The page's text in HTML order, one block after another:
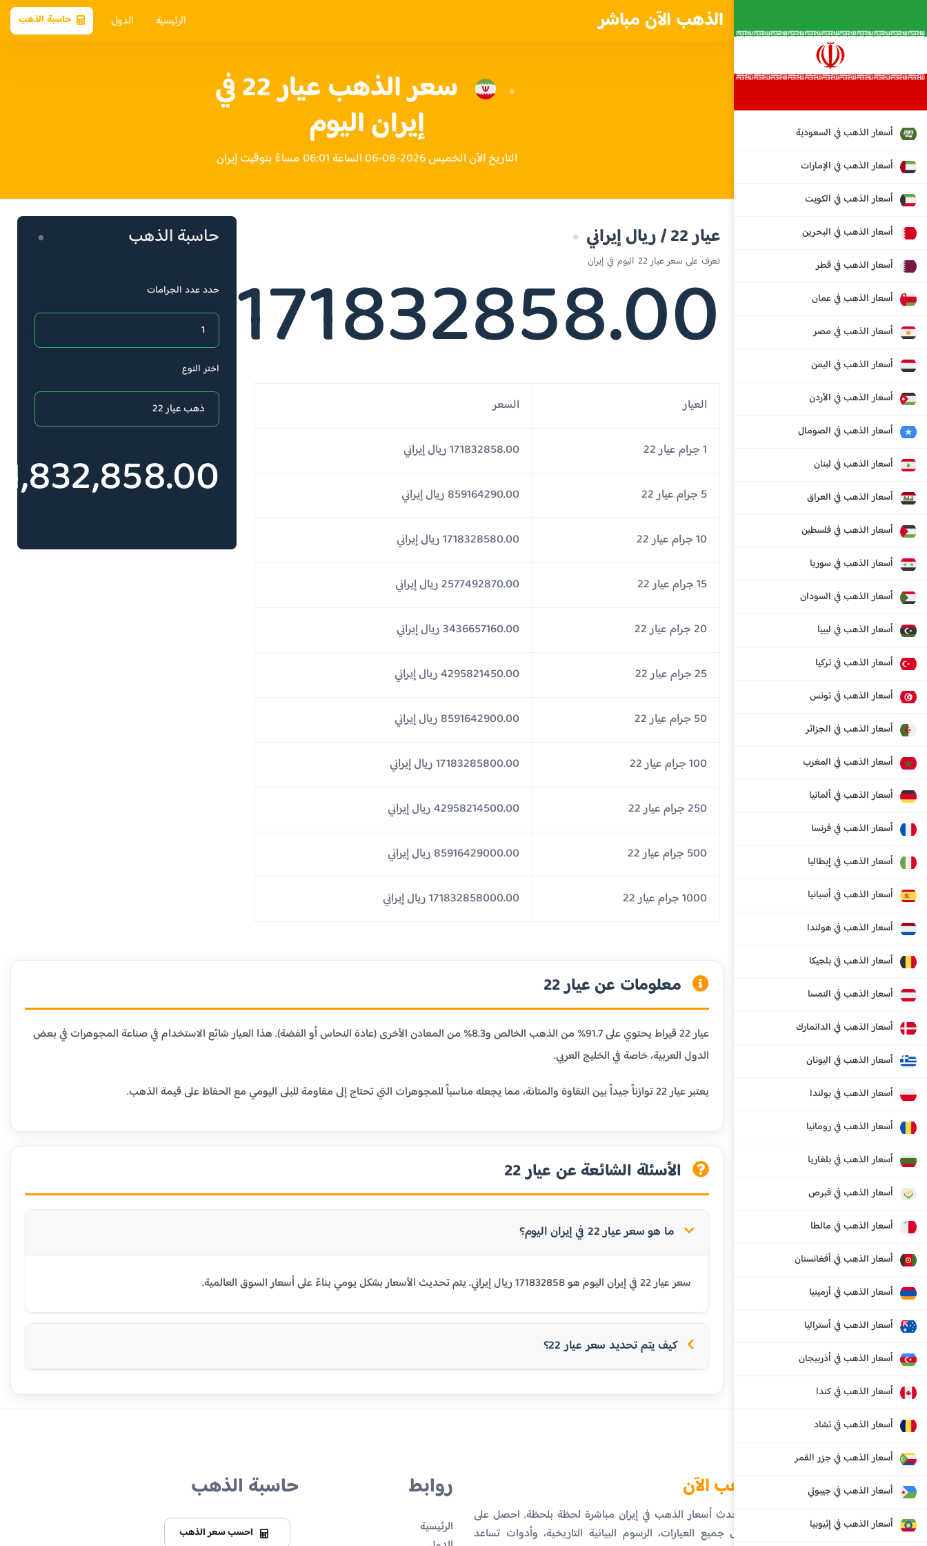
الذهب الآن مباشر الرئيسية الدول حاسبة الذهب
أسعار الذهب في السعودية
أسعار الذهب في الإمارات
أسعار الذهب في الكويت
أسعار الذهب في البحرين
أسعار الذهب في قطر
أسعار الذهب في عمان
أسعار الذهب في مصر
أسعار الذهب في اليمن
أسعار الذهب في الأردن
أسعار الذهب في الصومال
أسعار الذهب في لبنان
أسعار الذهب في العراق
أسعار الذهب في فلسطين
أسعار الذهب في سوريا
أسعار الذهب في السودان
أسعار الذهب في ليبيا
أسعار الذهب في تركيا
أسعار الذهب في تونس
أسعار الذهب في الجزائر
أسعار الذهب في المغرب
أسعار الذهب في ألمانيا
أسعار الذهب في فرنسا
أسعار الذهب في إيطاليا
أسعار الذهب في أسبانيا
أسعار الذهب في هولندا
أسعار الذهب في بلجيكا
أسعار الذهب في النمسا
أسعار الذهب في الدانمارك
أسعار الذهب في اليونان
أسعار الذهب في بولندا
أسعار الذهب في رومانيا
أسعار الذهب في بلغاريا
أسعار الذهب في قبرص
أسعار الذهب في مالطا
أسعار الذهب في أفغانستان
أسعار الذهب في أرمينيا
أسعار الذهب في أستراليا
أسعار الذهب في أذربيجان
أسعار الذهب في كندا
أسعار الذهب في تشاد
أسعار الذهب في جزر القمر
أسعار الذهب في جيبوتي
أسعار الذهب في إثيوبيا
سعر الذهب عيار 22 في
إيران اليوم
التاريخ الآن الخميس 2026-08-06 الساعة 06:01 مساءً بتوقيت إيران
عيار 22 / ريال إيراني
تعرف على سعر عيار 22 اليوم في إيران
171832858.00
العيار السعر
1 جرام عيار 22 171832858.00 ريال إيراني
5 جرام عيار 22 859164290.00 ريال إيراني
10 جرام عيار 22 1718328580.00 ريال إيراني
15 جرام عيار 22 2577492870.00 ريال إيراني
20 جرام عيار 22 3436657160.00 ريال إيراني
25 جرام عيار 22 4295821450.00 ريال إيراني
50 جرام عيار 22 8591642900.00 ريال إيراني
100 جرام عيار 22 17183285800.00 ريال إيراني
250 جرام عيار 22 42958214500.00 ريال إيراني
500 جرام عيار 22 85916429000.00 ريال إيراني
1000 جرام عيار 22 171832858000.00 ريال إيراني
حاسبة الذهب
حدد عدد الجرامات
اختر النوع
معلومات عن عيار 22
عيار 22 قيراط يحتوي على 91.7% من الذهب الخالص و8.3% من المعادن الأخرى (عادة النحاس أو الفضة). هذا العيار شائع الاستخدام في صناعة المجوهرات في بعض
الدول العربية، خاصة في الخليج العربي.
يعتبر عيار 22 توازناً جيداً بين النقاوة والمتانة، مما يجعله مناسباً للمجوهرات التي تحتاج إلى مقاومة للبلى اليومي مع الحفاظ على قيمة الذهب.
الأسئلة الشائعة عن عيار 22
ما هو سعر عيار 22 في إيران اليوم؟
سعر عيار 22 في إيران اليوم هو 171832858 ريال إيراني. يتم تحديث الأسعار بشكل يومي بناءً على أسعار السوق العالمية.
كيف يتم تحديد سعر عيار 22؟
الذهب الآن
تابع أحدث أسعار الذهب في إيران مباشرة لحظة بلحظة. احصل على
تفاصيل جميع العيارات، الرسوم البيانية التاريخية، وأدوات تساعد
روابط
الرئيسية
حاسبة الذهب
احسب سعر الذهب